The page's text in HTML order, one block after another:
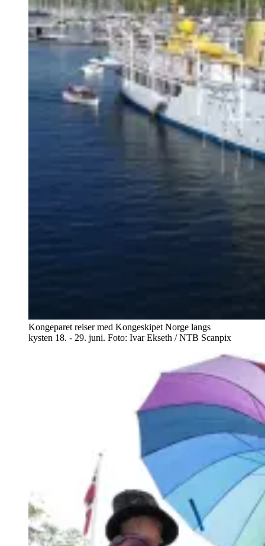
Kongeparet reiser med Kongeskipet Norge langs
kysten 18. - 29. juni. Foto: Ivar Ekseth / NTB Scanpix